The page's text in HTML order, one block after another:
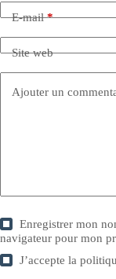
E-mail*
Site web
Ajouter un
Enregistrer mon
navigateur pour mon
J’accepte la